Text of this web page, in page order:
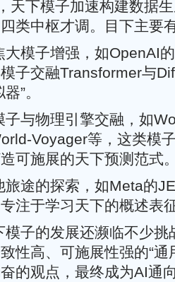
天下模子加速构建数据
类中枢才调。目下主要
子增强，如OpenAI的
子交融Transformer与
”。
物理引擎交融，如
Voyager等，这类模
可施展的天下预测范式
的探索，如Meta的
注于学习天下的概述表
的发展还濒临不少挑
性高、可施展性强的“通
的观点，最终成为AI通